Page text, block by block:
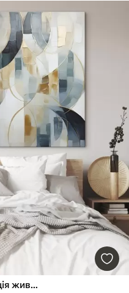
Абстрактна композиція, імітація живопису